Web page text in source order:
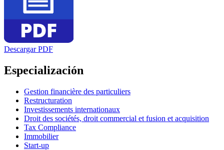
Descargar PDF
Especialización
Gestion financière des particuliers
Restructuration
Investissements internationaux
Droit des sociétés, droit commercial et fusion et acquisition
Tax Compliance
Immobilier
Start-up